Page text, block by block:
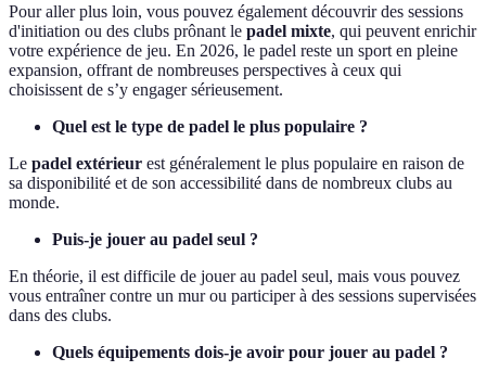
Pour aller plus loin, vous pouvez également découvrir des sessions
d'initiation ou des clubs prônant le padel mixte, qui peuvent enrichir
votre expérience de jeu. En 2026, le padel reste un sport en pleine
expansion, offrant de nombreuses perspectives à ceux qui
choisissent de s’y engager sérieusement.
Quel est le type de padel le plus populaire ?
Le padel extérieur est généralement le plus populaire en raison de
sa disponibilité et de son accessibilité dans de nombreux clubs au
monde.
Puis-je jouer au padel seul ?
En théorie, il est difficile de jouer au padel seul, mais vous pouvez
vous entraîner contre un mur ou participer à des sessions supervisées
dans des clubs.
Quels équipements dois-je avoir pour jouer au padel ?